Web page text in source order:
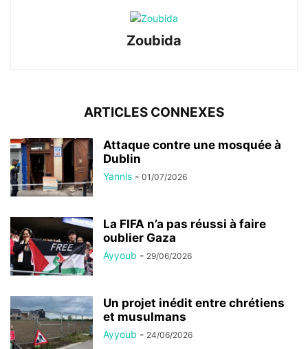
Zoubida
ARTICLES CONNEXES
Attaque contre une mosquée à
Dublin
Yannis - 01/07/2026
La FIFA n’a pas réussi à faire
oublier Gaza
Ayyoub - 29/06/2026
Un projet inédit entre chrétiens
et musulmans
Ayyoub - 24/06/2026